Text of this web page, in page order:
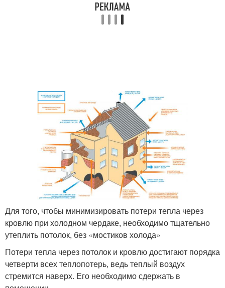
Для того, чтобы минимизировать потери тепла через
кровлю при холодном чердаке, необходимо тщательно
утеплить потолок, без «мостиков холода»
Потери тепла через потолок и кровлю достигают порядка
четверти всех теплопотерь, ведь теплый воздух
стремится наверх. Его необходимо сдержать в